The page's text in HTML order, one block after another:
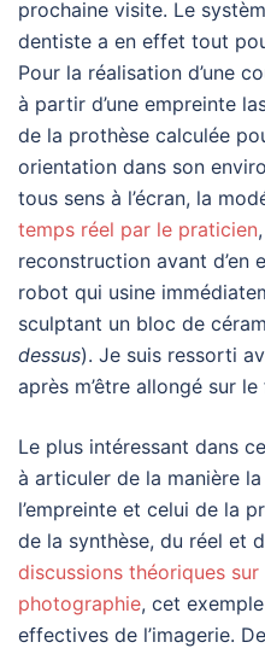
prochaine visite. Le
dentiste a en effet tout
Pour la réalisation d’une
à partir d’une empreinte
de la prothèse calculée
orientation dans son
tous sens à l’écran, la
temps réel par le praticien
reconstruction avant d’en
robot qui usine
sculptant un bloc de
dessus). Je suis ressorti
après m’être allongé sur
Le plus intéressant dans
à articuler de la manière
l’empreinte et celui de la
de la synthèse, du réel et
discussions théoriques
photographie, cet
effectives de l’imagerie.